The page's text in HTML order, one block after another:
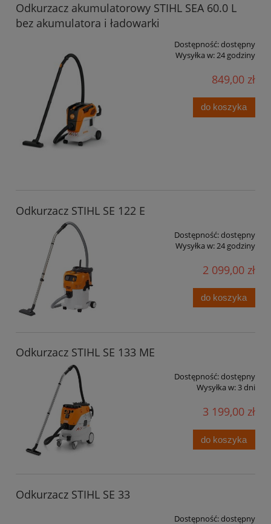
Odkurzacz akumulatorowy STIHL SEA 60.0 L
bez akumulatora i ładowarki
Dostępność:dostępny
Wysyłka w:24 godziny
849,00 zł
do koszyka
Odkurzacz STIHL SE 122 E
Dostępność:dostępny
Wysyłka w:24 godziny
2 099,00 zł
do koszyka
Odkurzacz STIHL SE 133 ME
Dostępność:dostępny
Wysyłka w:3 dni
3 199,00 zł
do koszyka
Odkurzacz STIHL SE 33
Dostępność:dostępny